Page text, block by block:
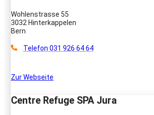
Wohlenstrasse 55
3032 Hinterkappelen
Bern
Telefon 031 926 64 64
Zur Webseite
Centre Refuge SPA Jura